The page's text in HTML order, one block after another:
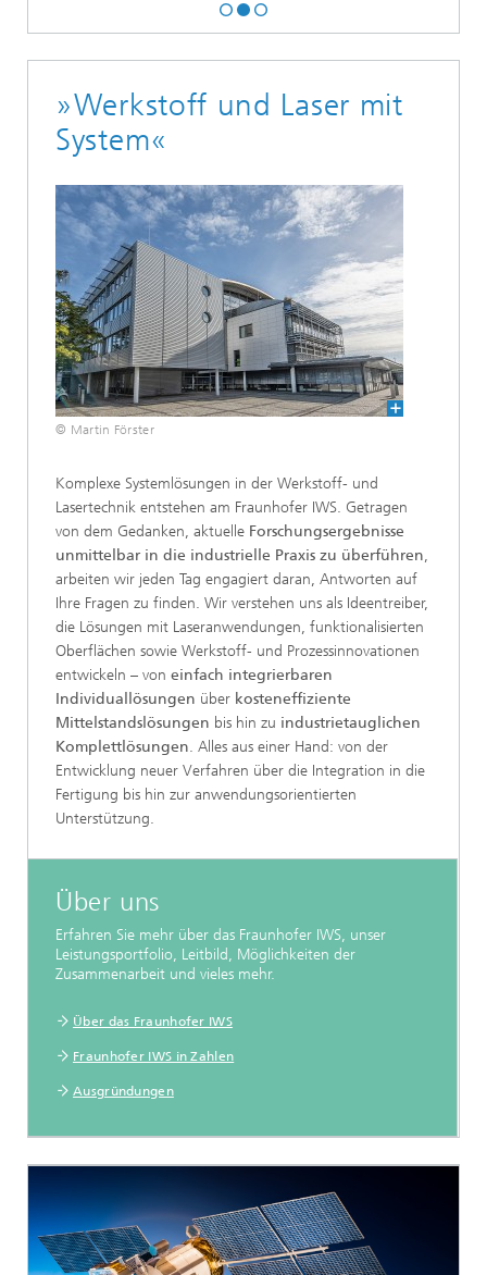
»Werkstoff und Laser mit
System«
© Martin Förster
Komplexe Systemlösungen in der Werkstoff- und
Lasertechnik entstehen am Fraunhofer IWS. Getragen
von dem Gedanken, aktuelle Forschungsergebnisse
unmittelbar in die industrielle Praxis zu überführen,
arbeiten wir jeden Tag engagiert daran, Antworten auf
Ihre Fragen zu finden. Wir verstehen uns als Ideentreiber,
die Lösungen mit Laseranwendungen, funktionalisierten
Oberflächen sowie Werkstoff- und Prozessinnovationen
entwickeln – von einfach integrierbaren
Individuallösungen über kosteneffiziente
Mittelstandslösungen bis hin zu industrietauglichen
Komplettlösungen. Alles aus einer Hand: von der
Entwicklung neuer Verfahren über die Integration in die
Fertigung bis hin zur anwendungsorientierten
Unterstützung.
Über uns
Erfahren Sie mehr über das Fraunhofer IWS, unser
Leistungsportfolio, Leitbild, Möglichkeiten der
Zusammenarbeit und vieles mehr.
Über das Fraunhofer IWS
Fraunhofer IWS in Zahlen
Ausgründungen